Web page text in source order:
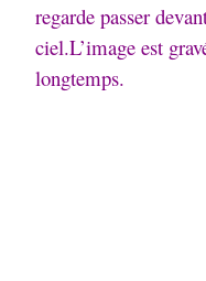
regarde passer
ciel.L’image est
longtemps.